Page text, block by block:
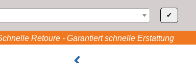
✔
Retoure - Garantiert schnelle Erstattung